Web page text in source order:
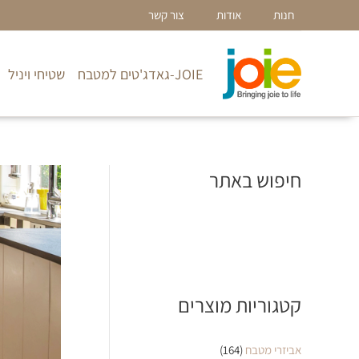
לתוכן
חנות אודות צור קשר
JOIE-גאדג'טים למטבח שטיחי ויניל
חיפוש באתר
קטגוריות מוצרים
אביזרי מטבח (164)